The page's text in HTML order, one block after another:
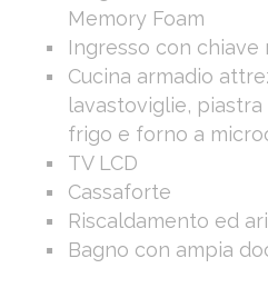
Memory Foam
Ingresso con chiave
Cucina armadio
lavastoviglie, piastra
frigo e forno a
TV LCD
Cassaforte
Riscaldamento ed
Bagno con ampia